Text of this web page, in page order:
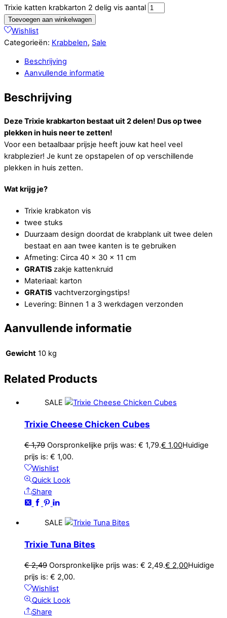
Trixie katten krabkarton 2 delig vis aantal
Toevoegen aan winkelwagen
Wishlist
Categorieën: Krabbelen, Sale
Beschrijving
Aanvullende informatie
Beschrijving
Deze Trixie krabkarton bestaat uit 2 delen! Dus op twee
plekken in huis neer te zetten!
Voor een betaalbaar prijsje heeft jouw kat heel veel
krabplezier! Je kunt ze opstapelen of op verschillende
plekken in huis zetten.
Wat krijg je?
Trixie krabkaton vis
twee stuks
Duurzaam design doordat de krabplank uit twee delen
bestaat en aan twee kanten is te gebruiken
Afmeting: Circa 40 x 30 x 11 cm
GRATIS zakje kattenkruid
Materiaal: karton
GRATIS vachtverzorgingstips!
Levering: Binnen 1 a 3 werkdagen verzonden
Aanvullende informatie
Gewicht 10 kg
Related Products
SALE
Trixie Cheese Chicken Cubes
€1,79 Oorspronkelijke prijs was: € 1,79.€ 1,00Huidige
prijs is: € 1,00.
Wishlist
Quick Look
Share
SALE
Trixie Tuna Bites
€2,49 Oorspronkelijke prijs was: € 2,49.€ 2,00Huidige
prijs is: € 2,00.
Wishlist
Quick Look
Share